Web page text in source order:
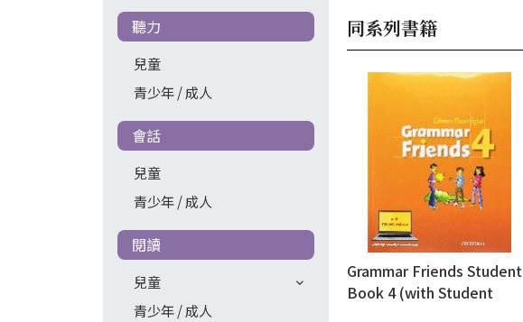
聽力
兒童
青少年 / 成人
會話
兒童
青少年 / 成人
閱讀
兒童
青少年 / 成人
同系列書籍
Grammar Friends Student
Book 4 (with Student